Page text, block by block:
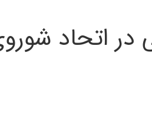
در اتحاد